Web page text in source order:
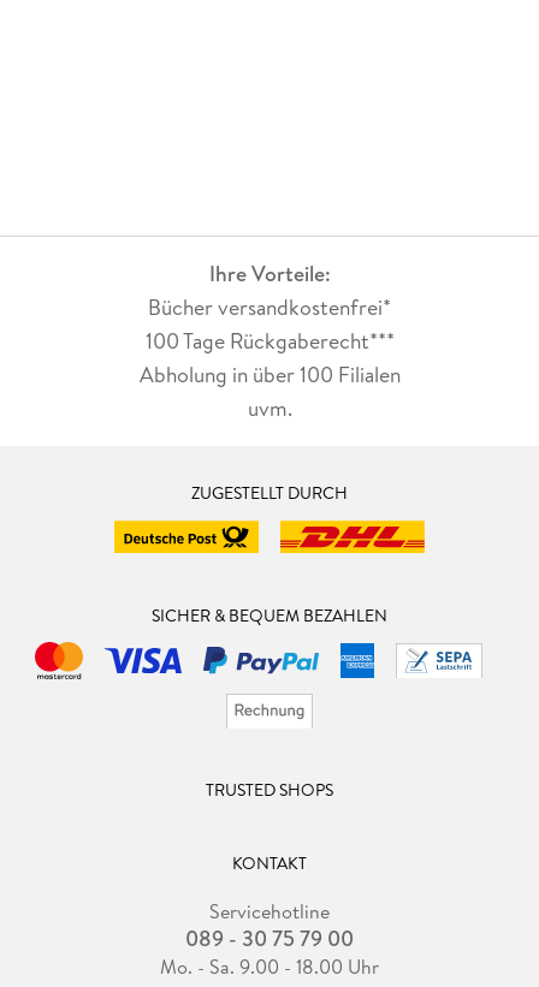
Ihre Vorteile:
Bücher versandkostenfrei*
100 Tage Rückgaberecht***
Abholung in über 100 Filialen
uvm.
ZUGESTELLT DURCH
SICHER & BEQUEM BEZAHLEN
TRUSTED SHOPS
KONTAKT
Servicehotline
089 - 30 75 79 00
Mo. - Sa. 9.00 - 18.00 Uhr